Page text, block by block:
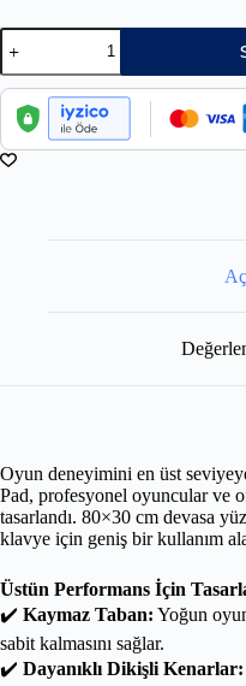
Oyun deneyimini en üst
Pad, profesyonel oyuncular ve
tasarlandı. 80×30 cm devasa
klavye için geniş bir kullanım
Üstün Performans İçin
✔️ Kaymaz Taban: Yoğun
sabit kalmasını sağlar.
✔️ Dayanıklı Dikişli Kenarlar: